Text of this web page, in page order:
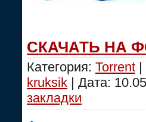
СКАЧАТЬ НА
Категория: Torrent |
kruksik | Дата:
закладки